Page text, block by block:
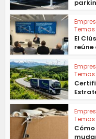
Temas
El
reúne
Temas
Temas